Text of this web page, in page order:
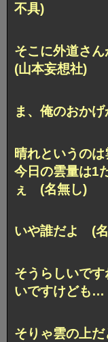
不具)
そこに外道さ
(山本妄想社)
ま、俺のおか
晴れというの
今日の雲量は1
ぇ (名無し)
いや誰だよ (
そうらしいです
いですけども
そりゃ雲の上